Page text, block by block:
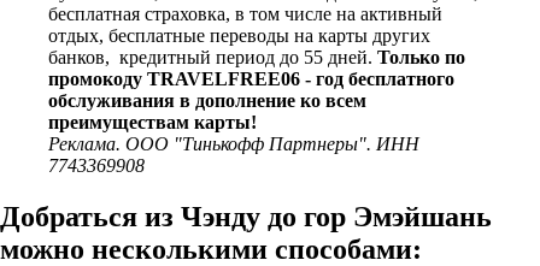
бесплатная страховка, в том числе на активный
отдых, бесплатные переводы на карты других
банков, кредитный период до 55 дней. Только по
промокоду TRAVELFREE06 - год бесплатного
обслуживания в дополнение ко всем
преимуществам карты!
Реклама. ООО "Тинькофф Партнеры". ИНН
7743369908
Добраться из Чэнду до гор Эмэйшань
можно несколькими способами: